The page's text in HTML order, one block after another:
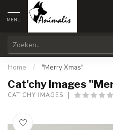
MENU
Home / "Merry Xmas"
Cat'chy Images
CAT'CHY IMAGES